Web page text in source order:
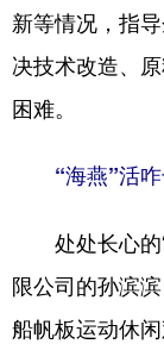
新等情况，指
决技术改造、
困难。
“海燕”活
处处长心的“
限公司的孙滨
船帆板运动休